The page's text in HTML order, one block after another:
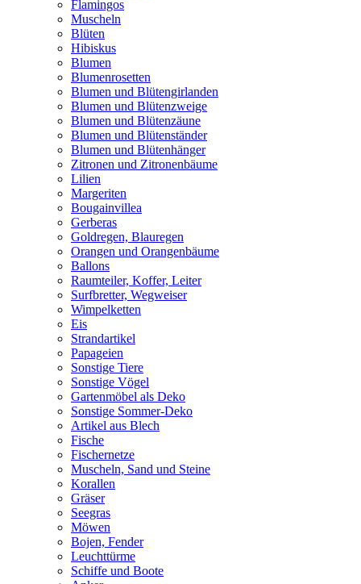
Flamingos
Muscheln
Blüten
Hibiskus
Blumen
Blumenrosetten
Blumen und Blütengirlanden
Blumen und Blütenzweige
Blumen und Blütenzäune
Blumen und Blütenständer
Blumen und Blütenhänger
Zitronen und Zitronenbäume
Lilien
Margeriten
Bougainvillea
Gerberas
Goldregen, Blauregen
Orangen und Orangenbäume
Ballons
Raumteiler, Koffer, Leiter
Surfbretter, Wegweiser
Wimpelketten
Eis
Strandartikel
Papageien
Sonstige Tiere
Sonstige Vögel
Gartenmöbel als Deko
Sonstige Sommer-Deko
Artikel aus Blech
Fische
Fischernetze
Muscheln, Sand und Steine
Korallen
Gräser
Seegras
Möwen
Bojen, Fender
Leuchttürme
Schiffe und Boote